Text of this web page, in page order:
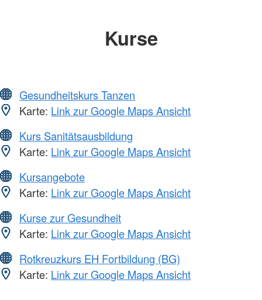
Kurse
Gesundheitskurs Tanzen
Karte: Link zur Google Maps Ansicht
Kurs Sanitätsausbildung
Karte: Link zur Google Maps Ansicht
Kursangebote
Karte: Link zur Google Maps Ansicht
Kurse zur Gesundheit
Karte: Link zur Google Maps Ansicht
Rotkreuzkurs EH Fortbildung (BG)
Karte: Link zur Google Maps Ansicht